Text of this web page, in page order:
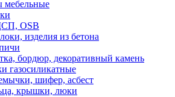
мебельные
OSB
изделия из бетона
бордюр, декоративный камень
газосиликатные
шифер, асбест
крышки, люки